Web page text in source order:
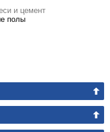
и цемент
полы